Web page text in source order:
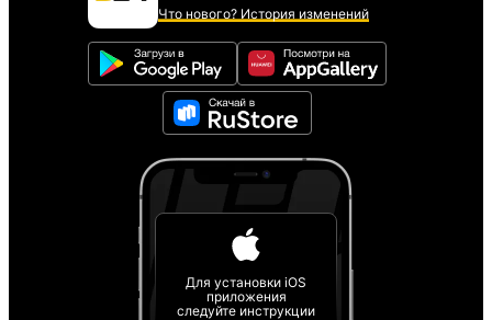
Что нового? История изменений
Для установки iOS
приложения
следуйте инструкции